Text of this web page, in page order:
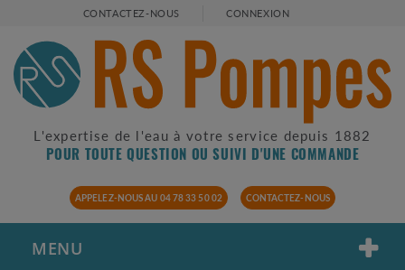
CONTACTEZ-NOUS CONNEXION
L'expertise de l'eau à votre service depuis 1882
POUR TOUTE QUESTION OU SUIVI D'UNE COMMANDE
APPELEZ-NOUS AU 04 78 33 50 02 CONTACTEZ-NOUS
MENU